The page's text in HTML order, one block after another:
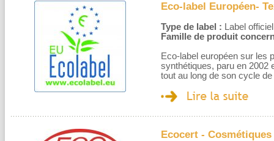
Eco-label Européen-
Type de label : Label officiel
Famille de produit
Eco-label européen sur les
synthétiques, paru en 2002
tout au long de son cycle
Ecocert -